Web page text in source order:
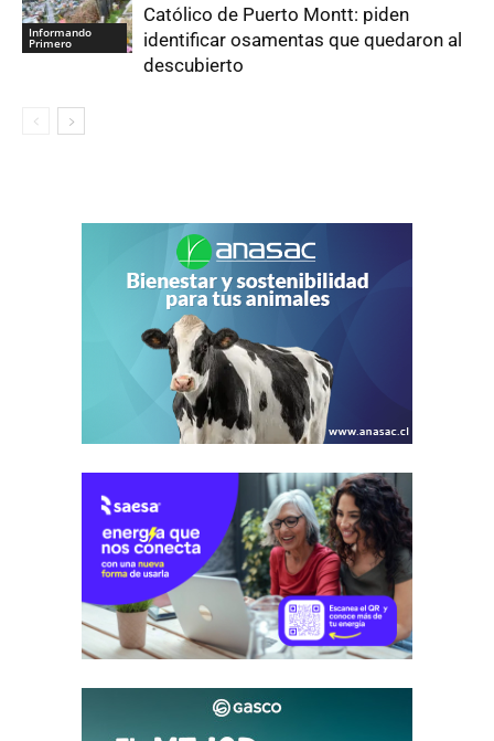
Informando
Primero
Católico de Puerto Montt: piden
identificar osamentas que quedaron al
descubierto